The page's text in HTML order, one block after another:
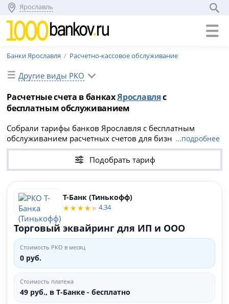
Ярославль
Банки Ярославля Расчетно-кассовое обслуживание
Другие виды РКО
Расчетные счета в банкахЯрославляс
бесплатным обслуживанием
Собрали тарифы банков Ярославля с бесплатным
обслуживанием расчетных счетов для бизнеса.
Выберите выгодное РКО для ИП или ООО и оформите
...подробнее
Подобрать тариф
Т-Банк (Тинькофф)
4.34
Торговый эквайринг для ИП и ООО
Стоимость РКО в месяц
0 руб.
Стоимость платежа
49 руб., в Т‑Банке - бесплатно